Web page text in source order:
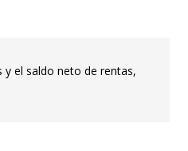
el saldo neto de rentas,